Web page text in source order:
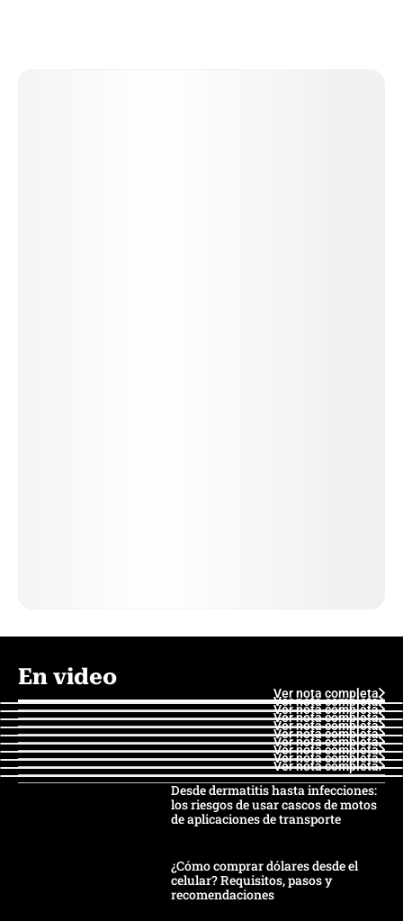
En video
Ver nota completa
Ver nota completa
Ver nota completa
Ver nota completa
Ver nota completa
Ver nota completa
Ver nota completa
Ver nota completa
Ver nota completa
Ver nota completa
Desde dermatitis hasta infecciones:
los riesgos de usar cascos de motos
de aplicaciones de transporte
¿Cómo comprar dólares desde el
celular? Requisitos, pasos y
recomendaciones